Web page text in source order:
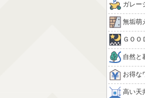
ガレー
無垢萌
ＧＯＯ
自然と
お得な
高い天